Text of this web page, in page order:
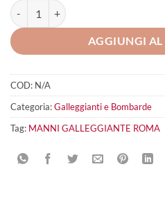
MANNI GALLEGGIANTE Roma
AGGIUNGI AL
COD: N/A
Categoria:Galleggianti e Bombarde
Tag: MANNI GALLEGGIANTE ROMA